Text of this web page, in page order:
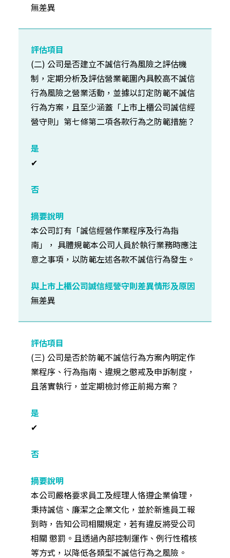
無差異
(二) 公司是否建立不誠信行為風險之評估機
制，定期分析及評估營業範圍內具較高不誠信
行為風險之營業活動，並據以訂定防範不誠信
行為方案，且至少涵蓋「上市上櫃公司誠信經
營守則」第七條第二項各款行為之防範措施？
✔
本公司訂有「誠信經營作業程序及行為指
南」， 具體規範本公司人員於執行業務時應注
意之事項，以防範左述各款不誠信行為發生。
無差異
(三) 公司是否於防範不誠信行為方案內明定作
業程序、行為指南、違規之懲戒及申訴制度，
且落實執行，並定期檢討修正前揭方案？
✔
本公司嚴格要求員工及經理人恪遵企業倫理，
秉持誠信、廉潔之企業文化，並於新進員工報
到時，告知公司相關規定，若有違反將受公司
相關 懲罰。且透過內部控制運作、例行性稽核
等方式，以降低各類型不誠信行為之風險。